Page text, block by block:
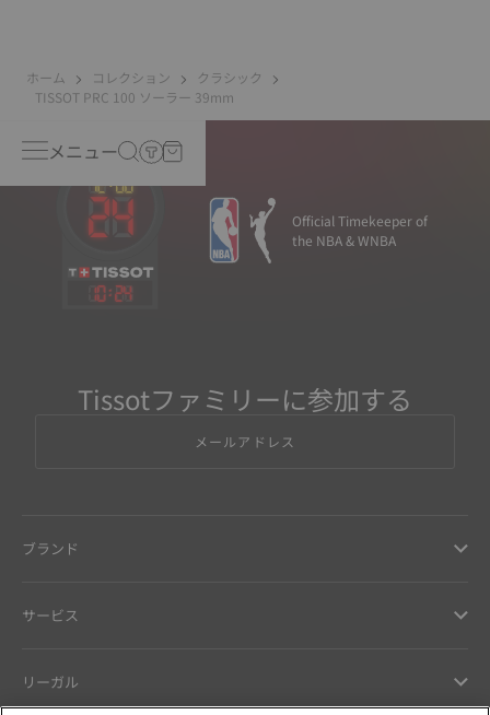
ホーム コレクション
クラシック
TISSOT PRC 100 ソーラー 39mm
メニュー
10:24
Official Timekeeper of
the NBA & WNBA
Tissotファミリーに参加する
メールアドレス
ブランド
サービス
リーガル